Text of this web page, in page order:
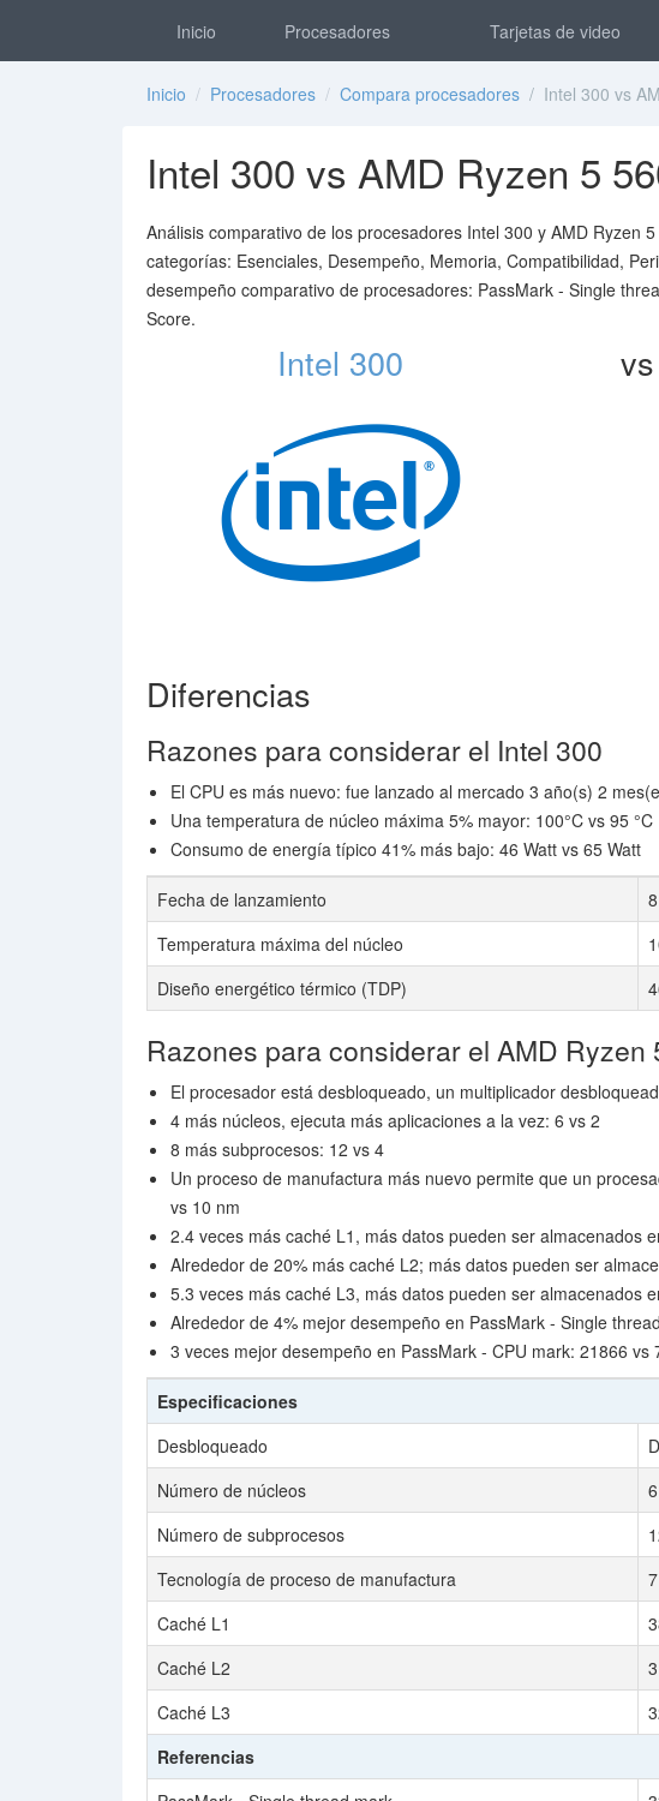
Inicio Procesadores Tarjetas de video
Inicio / Procesadores / Compara procesadores / Intel 300 vs
Intel 300 vs AMD Ryzen 5
Análisis comparativo de los procesadores Intel 300 y AMD Ryzen
categorías: Esenciales, Desempeño, Memoria, Compatibilidad,
desempeño comparativo de procesadores: PassMark - Single
Score.
Intel 300 vs
Diferencias
Razones para considerar el Intel 300
El CPU es más nuevo: fue lanzado al mercado 3 año(s) 2
Una temperatura de núcleo máxima 5% mayor: 100°C vs 95 °C
Consumo de energía típico 41% más bajo: 46 Watt vs 65 Watt
Fecha de lanzamiento
Temperatura máxima del núcleo
Diseño energético térmico (TDP)
Razones para considerar el AMD Ryzen
El procesador está desbloqueado, un multiplicador
4 más núcleos, ejecuta más aplicaciones a la vez: 6 vs 2
8 más subprocesos: 12 vs 4
Un proceso de manufactura más nuevo permite que un
vs 10 nm
2.4 veces más caché L1, más datos pueden ser almacenados
Alrededor de 20% más caché L2; más datos pueden ser
5.3 veces más caché L3, más datos pueden ser almacenados
Alrededor de 4% mejor desempeño en PassMark - Single
3 veces mejor desempeño en PassMark - CPU mark: 21866 vs
Especificaciones
Desbloqueado
Número de núcleos
Número de subprocesos
Tecnología de proceso de manufactura
Caché L1
Caché L2
Caché L3
Referencias